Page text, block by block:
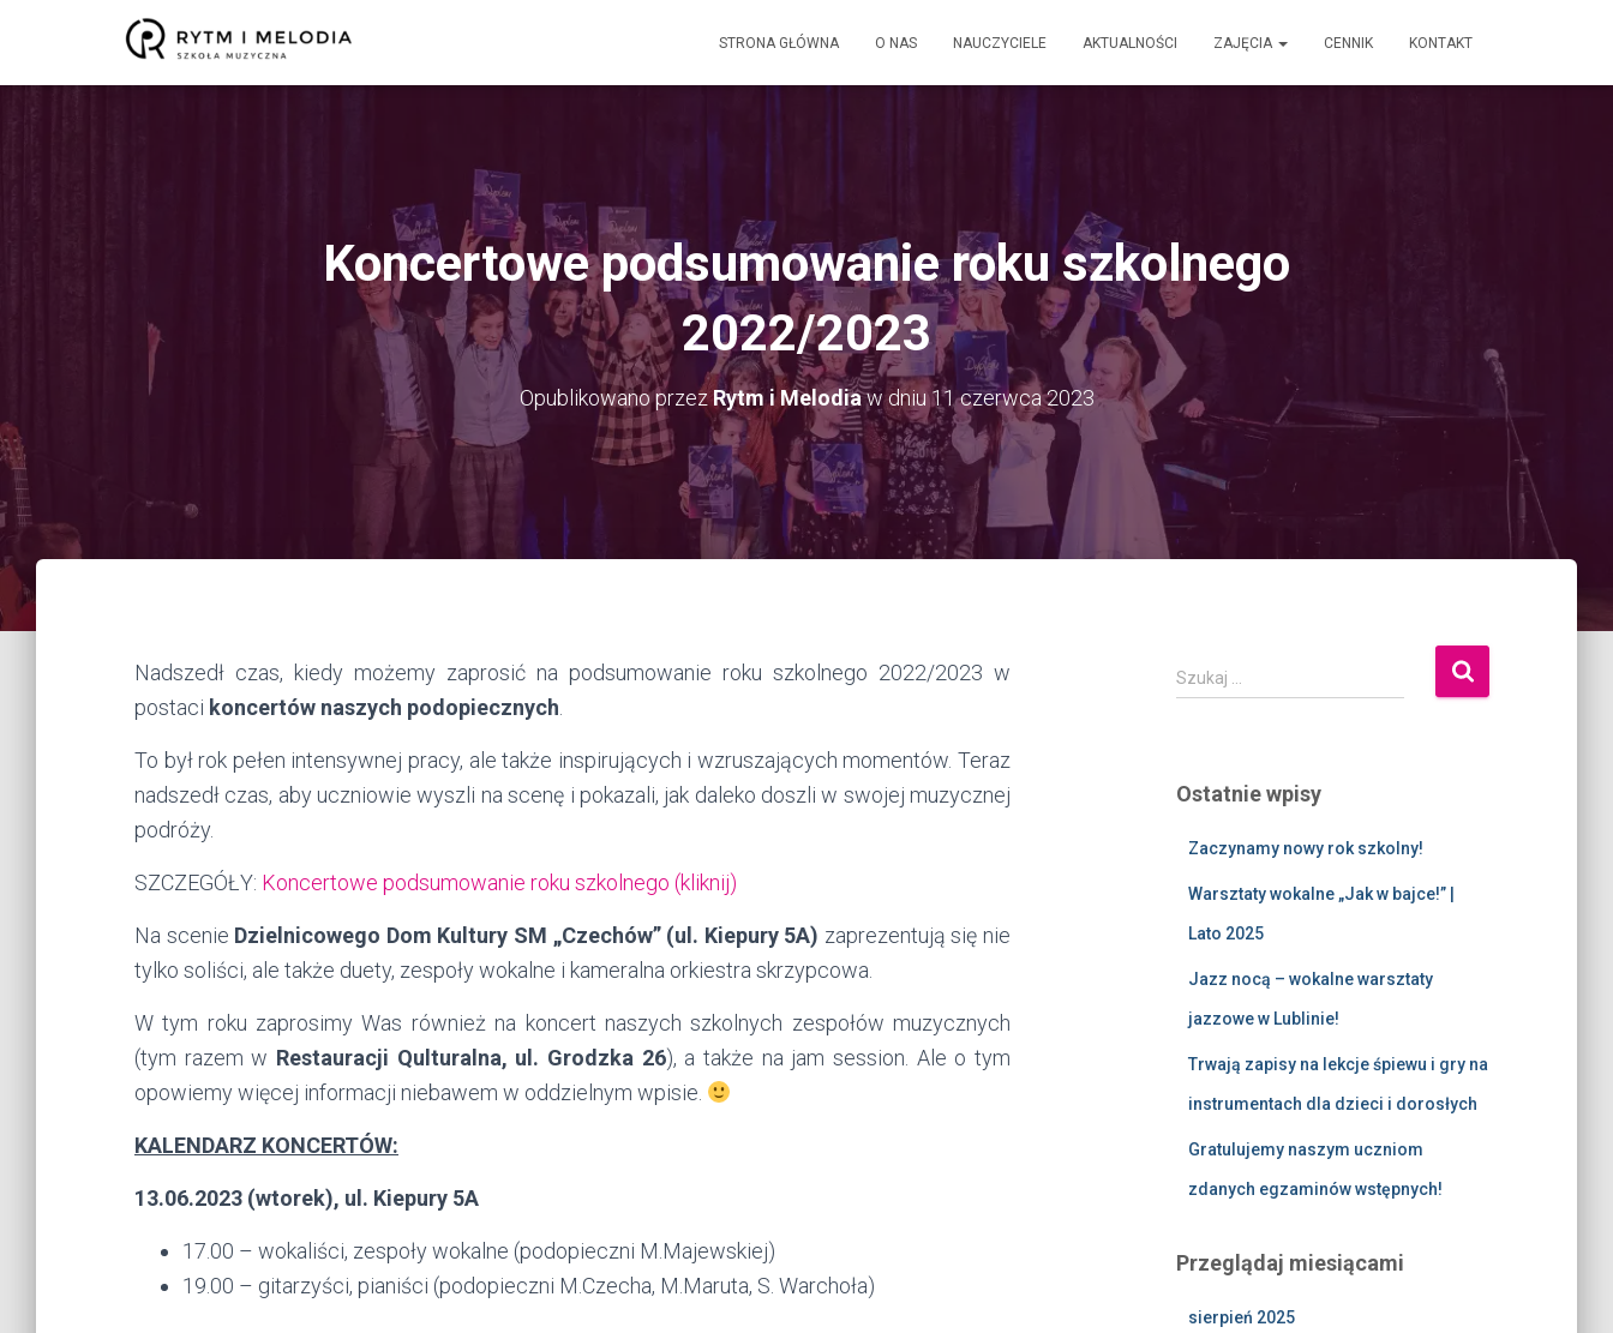
STRONA GŁÓWNA O NAS NAUCZYCIELE AKTUALNOŚCI ZAJĘCIA CENNIK KONTAKT
Koncertowe podsumowanie roku szkolnego
2022/2023
Opublikowano przezRytm i Melodiaw dniu11 czerwca 2023
Nadszedł czas, kiedy możemy zaprosić na podsumowanie roku szkolnego 2022/2023 w
postaci koncertów naszych podopiecznych
To był rok pełen intensywnej pracy, ale także inspirujących i wzruszających momentów. Teraz
nadszedł czas, aby uczniowie wyszli na scenę i pokazali, jak daleko doszli w swojej muzycznej
podróży.
SZCZEGÓŁY: Koncertowe podsumowanie roku szkolnego (kliknij)
Na scenie Dzielnicowego Dom Kultury SM „Czechów” (ul. Kiepury 5A) zaprezentują się nie
tylko soliści, ale także duety, zespoły wokalne i kameralna orkiestra skrzypcowa.
W tym roku zaprosimy Was również na koncert naszych szkolnych zespołów muzycznych
(tym razem w Restauracji Qulturalna, ul. Grodzka 26), a także na jam session. Ale o tym
opowiemy więcej informacji niebawem w oddzielnym wpisie.
KALENDARZ KONCERTÓW:
13.06.2023 (wtorek), ul. Kiepury 5A
17.00 – wokaliści, zespoły wokalne (podopieczni M.Majewskiej)
19.00 – gitarzyści, pianiści (podopieczni M.Czecha, M.Maruta, S. Warchoła)
Szukaj …
Ostatnie wpisy
Zaczynamy nowy rok szkolny!
Warsztaty wokalne „Jak w bajce!” |
Lato 2025
Jazz nocą – wokalne warsztaty
jazzowe w Lublinie!
Trwają zapisy na lekcje śpiewu i gry na
instrumentach dla dzieci i dorosłych
Gratulujemy naszym uczniom
zdanych egzaminów wstępnych!
Przeglądaj miesiącami
sierpień 2025